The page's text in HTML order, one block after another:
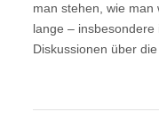
man stehen, wie man
lange –
Diskussionen über